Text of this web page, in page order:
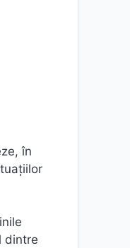
în
dintre